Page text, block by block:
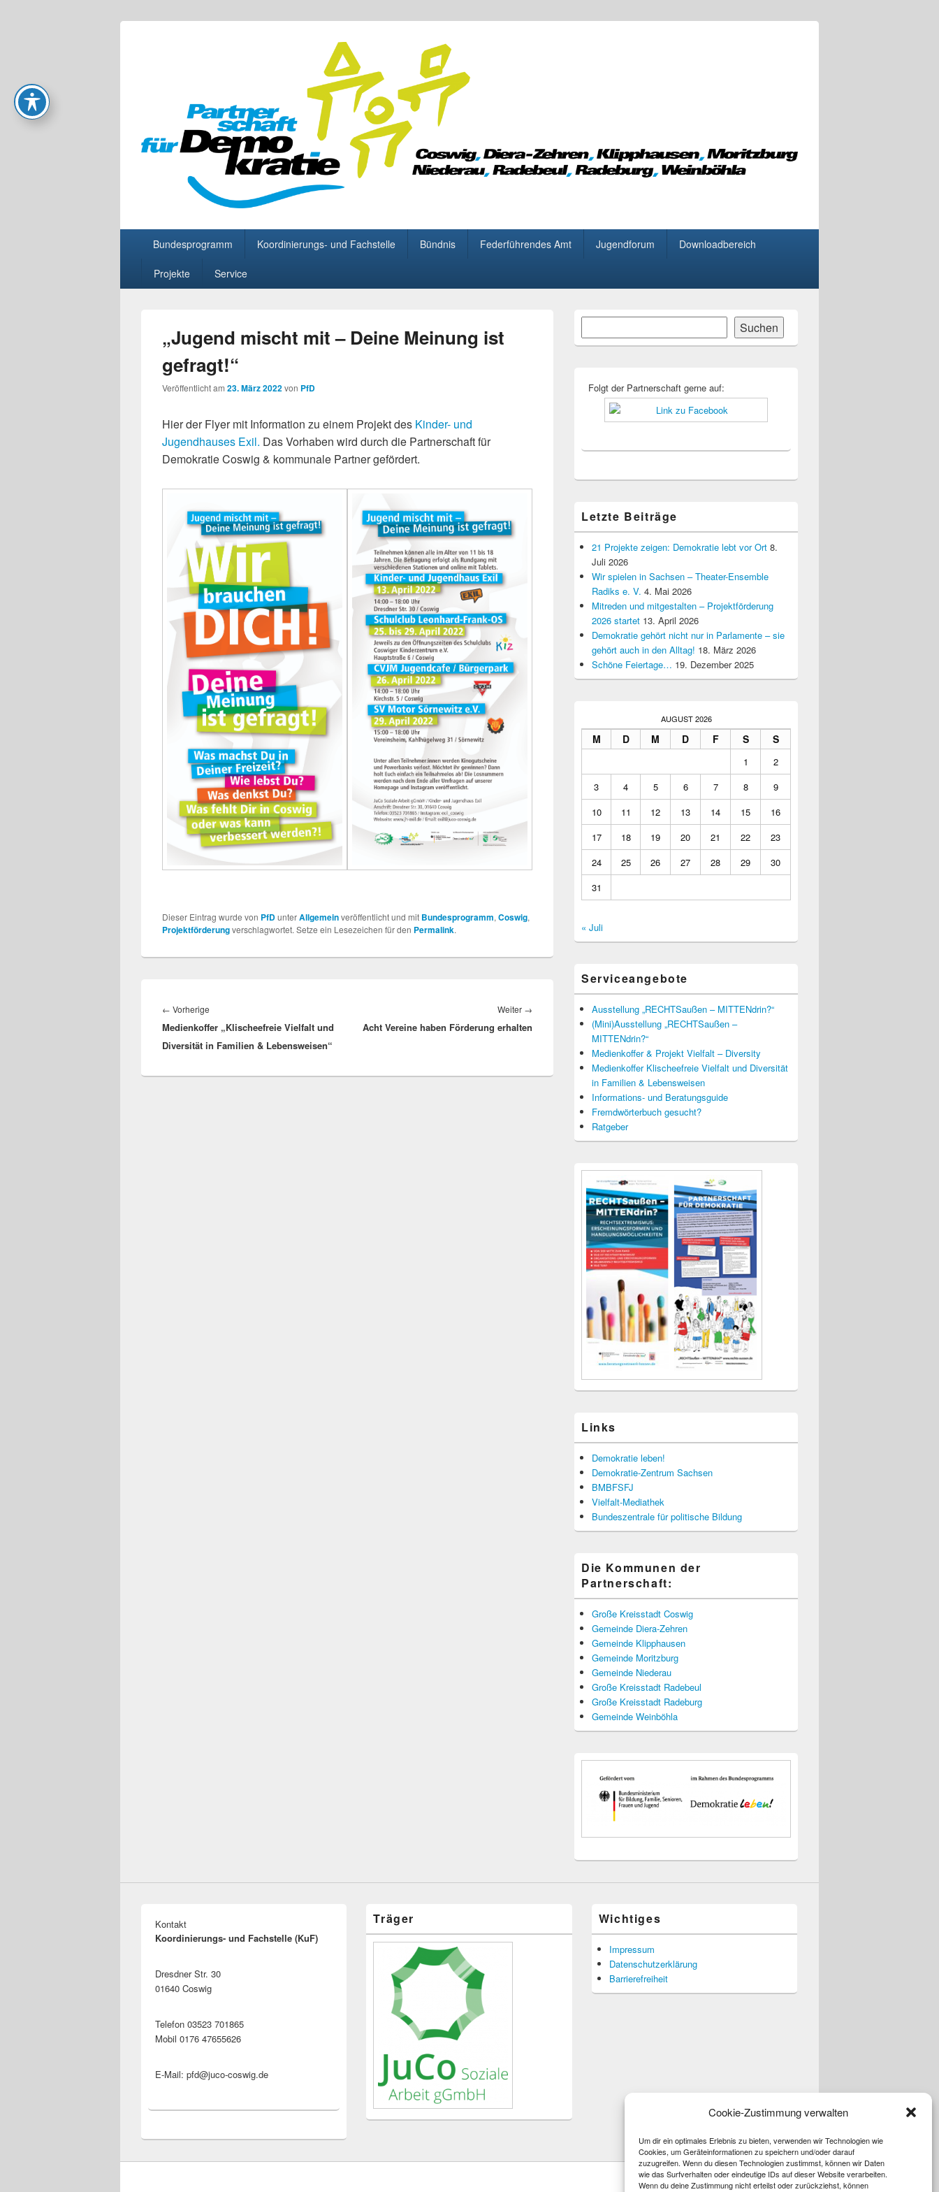
Cookie-Zustimmung verwalten
Um dir ein optimales Erlebnis zu bieten, verwenden wir Technologien wie
Cookies, um Geräteinformationen zu speichern und/oder darauf
zuzugreifen. Wenn du diesen Technologien zustimmst, können wir Daten
wie das Surfverhalten oder eindeutige IDs auf dieser Website verarbeiten.
Wenn du deine Zustimmung nicht erteilst oder zurückziehst, können
Partnerschaft für Demokratie
Bundesprogramm Koordinierungs- und Fachstelle Bündnis Federführendes Amt Jugendforum Downloadbereich
Projekte Service
„Jugend mischt mit – Deine Meinung ist
gefragt!“
Veröffentlicht am 23. März 2022von PfD
Hier der Flyer mit Information zu einem Projekt des Kinder- und
Jugendhauses Exil. Das Vorhaben wird durch die Partnerschaft für
Demokratie Coswig & kommunale Partner gefördert.
Dieser Eintrag wurde von PfDunterAllgemeinveröffentlicht und mit Bundesprogramm, Coswig,
Projektförderungverschlagwortet. Setze ein Lesezeichen für den Permalink.
← Vorherige
Beitrag:
Medienkoffer „Klischeefreie Vielfalt und
Diversität in Familien & Lebensweisen“
Weiter →
Acht Vereine haben Förderung erhalten
Primärer
Widgetbereich
Suchen
Folgt der Partnerschaft gerne auf:
Letzte Beiträge
21 Projekte zeigen: Demokratie lebt vor Ort 8.
Juli 2026
Wir spielen in Sachsen – Theater-Ensemble
Radiks e. V. 4. Mai 2026
Mitreden und mitgestalten – Projektförderung
2026 startet 13. April 2026
Demokratie gehört nicht nur in Parlamente – sie
gehört auch in den Alltag! 18. März 2026
Schöne Feiertage… 19. Dezember 2025
AUGUST 2026
M D M D F S S
1
2
3
4 5 6 7 8
9
10
11 12 13 14 15
16
17
18 19 20 21 22
23
24
25 26 27 28 29
30
31
« Juli
Serviceangebote
Ausstellung „RECHTSaußen – MITTENdrin?“
(Mini)Ausstellung „RECHTSaußen –
MITTENdrin?“
Medienkoffer & Projekt Vielfalt – Diversity
Medienkoffer Klischeefreie Vielfalt und Diversität
in Familien & Lebensweisen
Informations- und Beratungsguide
Fremdwörterbuch gesucht?
Ratgeber
Links
Demokratie leben!
Demokratie-Zentrum Sachsen
BMBFSFJ
Vielfalt-Mediathek
Bundeszentrale für politische Bildung
Die Kommunen der
Partnerschaft:
Große Kreisstadt Coswig
Gemeinde Diera-Zehren
Gemeinde Klipphausen
Gemeinde Moritzburg
Gemeinde Niederau
Große Kreisstadt Radebeul
Große Kreisstadt Radeburg
Gemeinde Weinböhla
Kontakt
Koordinierungs- und Fachstelle (KuF)
Dresdner Str. 30
01640 Coswig
Telefon 03523 701865
Mobil 0176 47655626
E-Mail: pfd@juco-coswig.de
Träger Wichtiges
Impressum
Datenschutzerklärung
Barrierefreiheit